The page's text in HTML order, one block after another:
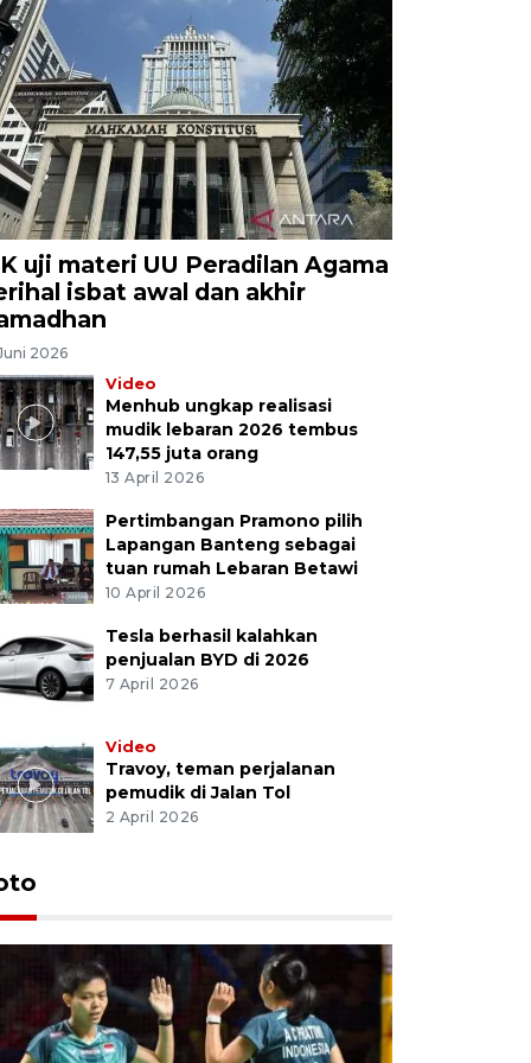
uji materi UU Peradilan Agama
isbat awal dan akhir
2026
Video
Menhub ungkap realisasi
mudik lebaran 2026 tembus
147,55 juta orang
13 April 2026
Pertimbangan Pramono pilih
Lapangan Banteng sebagai
tuan rumah Lebaran Betawi
10 April 2026
Tesla berhasil kalahkan
penjualan BYD di 2026
7 April 2026
Video
Travoy, teman perjalanan
pemudik di Jalan Tol
2 April 2026